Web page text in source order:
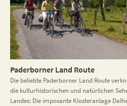
Paderborner Land Route
Die beliebte Paderborner Land Route
die kulturhistorischen und natürlichen
Landes: Die imposante Klosteranlage